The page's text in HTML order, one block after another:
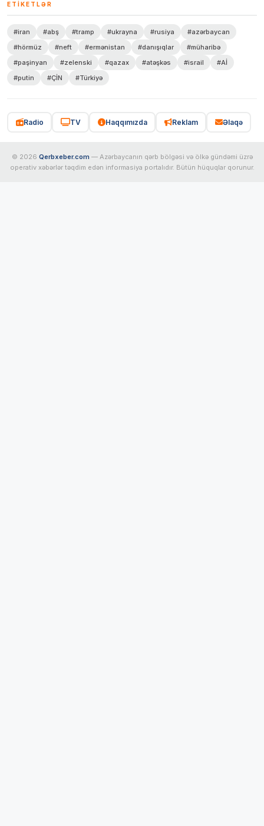
ETIKETLƏR
#iran #abş #tramp #ukrayna #rusiya
#azərbaycan
#hörmüz
#neft #ermənistan #danışıqlar
#müharibə
#paşinyan
#zelenski #qazax #atəşkəs #israil
#Aİ
#putin
#ÇİN #Türkiyə
Radio TV Haqqımızda Reklam Əlaqə
© 2026 Qerbxeber.com — Azərbaycanın qərb bölgəsi və ölkə gündəmi üzrə
operativ xəbərlər təqdim edən informasiya portalıdır. Bütün hüquqlar qorunur.